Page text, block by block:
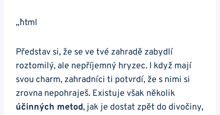
„`html
Představ si, že se ve tvé zahradě zabydlí
roztomilý, ale nepříjemný hryzec. I když mají
svou charm, zahradníci ti potvrdí, že s nimi si
zrovna nepohraješ. Existuje však několik
účinných metod, jak je dostat zpět do divočiny,